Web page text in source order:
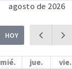
agosto de 2026
HOY
mié. jue. vie.